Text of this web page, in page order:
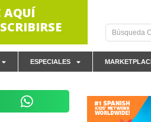
AQUÍ
ESPECIALES